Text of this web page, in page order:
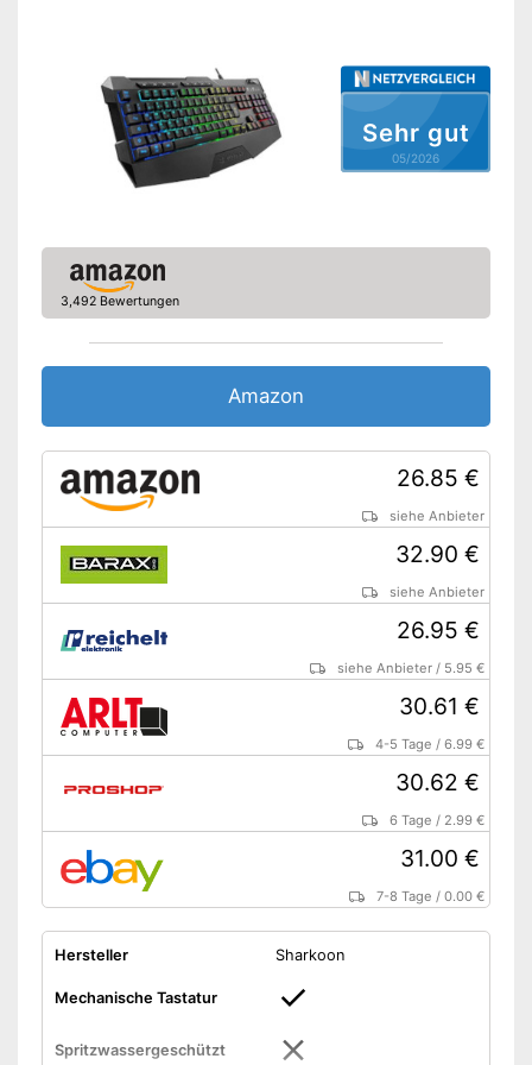
mechanischer Tastatur
Amazon Lieferzeit
sofort verfügbar
Sehr gut
05/2026
3,492 Bewertungen
Amazon
26.85 €
siehe Anbieter
32.90 €
siehe Anbieter
26.95 €
siehe Anbieter / 5.95 €
30.61 €
4-5 Tage /6.99 €
30.62 €
6 Tage / 2.99 €
31.00 €
7-8 Tage /0.00 €
Hersteller Sharkoon
Mechanische Tastatur
Spritzwassergeschützt